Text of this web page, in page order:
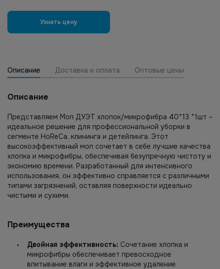
Узнать цену
Описание Доставка и оплата Оптовые цены
Описание
Представляем Моп ДУЭТ хлопок/микрофибра 40*13 *1шт –
идеальное решение для профессиональной уборки в
сегменте HoReCa, клининга и детейлинга. Этот
высокоэффективный моп сочетает в себе лучшие качества
хлопка и микрофибры, обеспечивая безупречную чистоту и
экономию времени. Разработанный для интенсивного
использования, он эффективно справляется с различными
типами загрязнений, оставляя поверхности идеально
чистыми и сухими.
Преимущества
Двойная эффективность: Сочетание хлопка и
микрофибры обеспечивает превосходное
впитывание влаги и эффективное удаление